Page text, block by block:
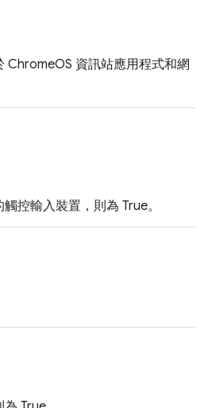
ChromeOS 資訊站應用程式和網
控輸入裝置，則為 True。